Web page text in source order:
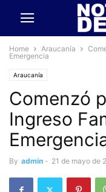
Home Araucanía
Emergencia
Araucanía
Comenzó
Ingreso
By admin - 21 de mayo de